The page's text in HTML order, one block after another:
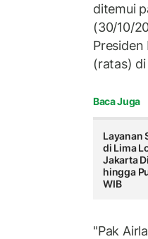
ditemui
(30/10/
(ratas)
Baca Juga
Layanan
di Lima
Jakarta
hingga
WIB
"Pak